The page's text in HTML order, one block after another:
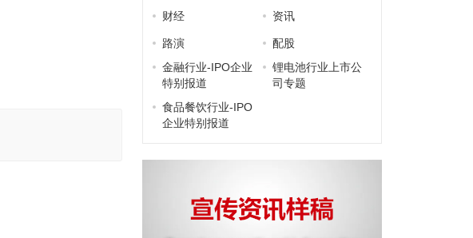
财经 资讯
路演
配股
金融行业-IPO企业
特别报道
锂电池行业上市公
司专题
食品餐饮行业-IPO
企业特别报道